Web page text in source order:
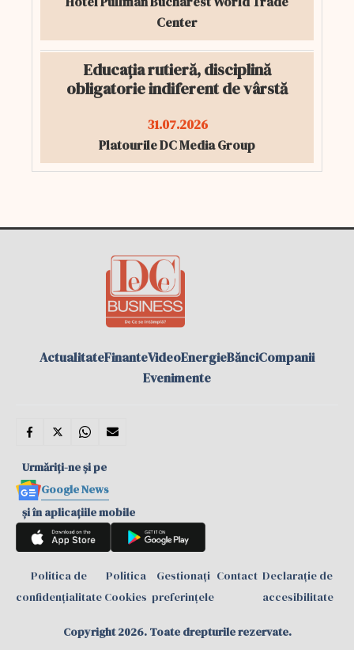
Center
Educația rutieră, disciplină
obligatorie indiferent de vârstă
31.07.2026
Platourile DC Media Group
ActualitateFinanteVideoEnergieBănciCompanii
Evenimente
Urmăriți-ne și pe
Google News
și în aplicațiile mobile
Politica de
confidențialitate
Politica
Cookies
Gestionați
preferințele
Contact Declarație de
accesibilitate
Copyright 2026. Toate drepturile rezervate.